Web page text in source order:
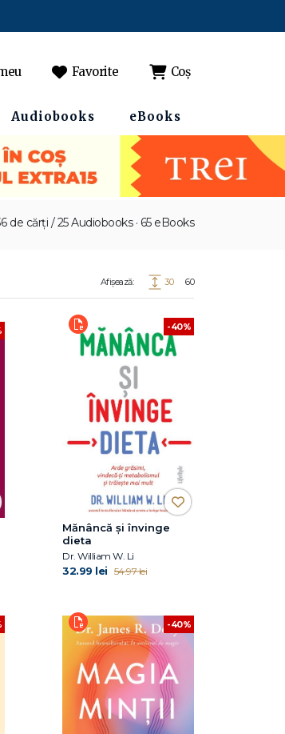
Favorite Coș
Audiobooks eBooks
de cărți / 25 Audiobooks · 65 eBooks
Afișează: 30 60
-40%
Mănâncă și învinge
dieta
Dr. William W. Li
32.99 lei 54.97 lei
-40%